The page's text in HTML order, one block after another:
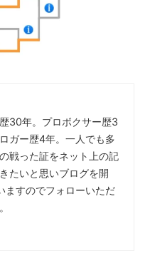
30年。プロボクサー歴3
ガー歴4年。一人でも多
戦った証をネット上の記
たいと思いブログを開
ますのでフォローいただ